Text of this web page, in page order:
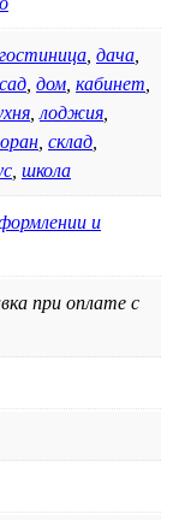
гостиница дача
дом кабинет
лоджия
склад
школа
и
при оплате с